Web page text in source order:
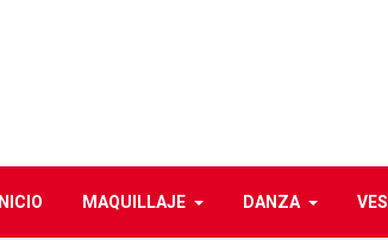
INICIO MAQUILLAJE DANZA